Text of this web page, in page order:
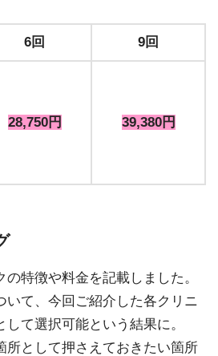
6回 9回
28,750円 39,380円
特徴や料金を記載しました。
いて、今回ご紹介した各クリニ
て選択可能という結果に。
所として押さえておきたい箇所